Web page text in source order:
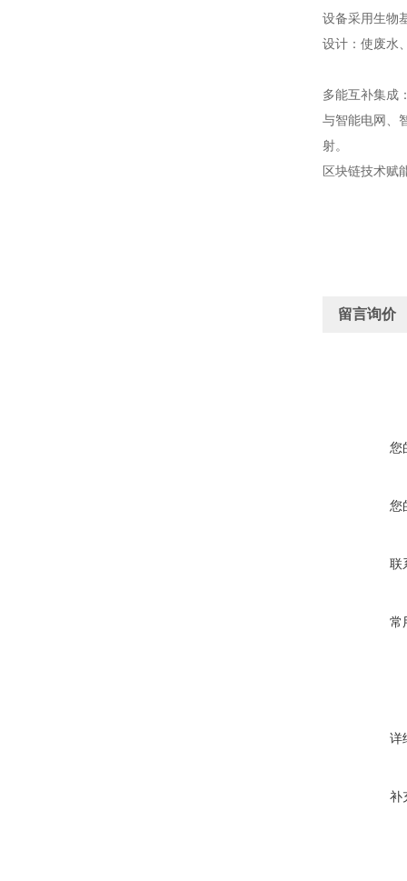
设备采用生物
设计：使废水
多能互补集成
与智能电网、
射。
区块链技术赋
留言询价
您
您
联
常
详
补